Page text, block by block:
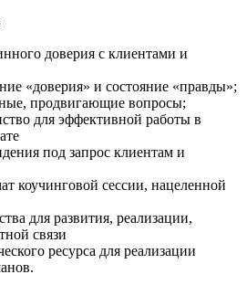
доверия с клиентами и
«доверия» и состояние «правды»;
продвигающие вопросы;
для эффективной работы в
под запрос клиентам и
коучинговой сессии, нацеленной
для развития, реализации,
связи
ресурса для реализации